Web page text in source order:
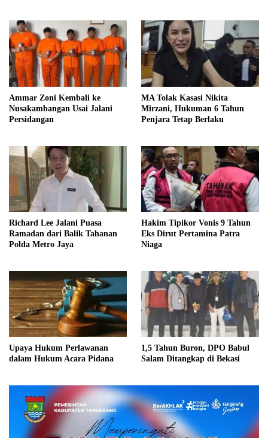
Ammar Zoni Kembali ke
Nusakambangan Usai Jalani
Persidangan
MA Tolak Kasasi Nikita
Mirzani, Hukuman 6 Tahun
Penjara Tetap Berlaku
Richard Lee Jalani Puasa
Ramadan dari Balik Tahanan
Polda Metro Jaya
Hakim Tipikor Vonis 9 Tahun
Eks Dirut Pertamina Patra
Niaga
Upaya Hukum Perlawanan
dalam Hukum Acara Pidana
1,5 Tahun Buron, DPO Babul
Salam Ditangkap di Bekasi